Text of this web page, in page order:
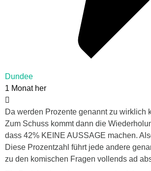
Dundee
1 Monat her
Da werden Prozente genannt zu wirklich
Zum Schuss kommt dann die
dass 42% KEINE AUSSAGE machen.
Diese Prozentzahl führt jede andere
zu den komischen Fragen vollends ad